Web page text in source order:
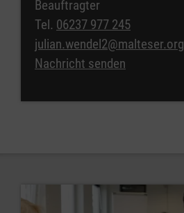
Beauftragter
Tel. 06237 977 245
julian.wendel2@malteser.org
Nachricht senden